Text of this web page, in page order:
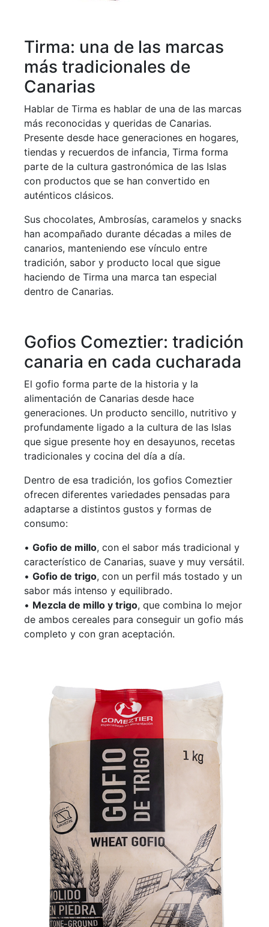
Tirma: una de las marcas
más tradicionales de
Canarias
Hablar de Tirma es hablar de una de las marcas
más reconocidas y queridas de Canarias.
Presente desde hace generaciones en hogares,
tiendas y recuerdos de infancia, Tirma forma
parte de la cultura gastronómica de las Islas
con productos que se han convertido en
auténticos clásicos.
Sus chocolates, Ambrosías, caramelos y snacks
han acompañado durante décadas a miles de
canarios, manteniendo ese vínculo entre
tradición, sabor y producto local que sigue
haciendo de Tirma una marca tan especial
dentro de Canarias.
Gofios Comeztier: tradición
canaria en cada cucharada
El gofio forma parte de la historia y la
alimentación de Canarias desde hace
generaciones. Un producto sencillo, nutritivo y
profundamente ligado a la cultura de las Islas
que sigue presente hoy en desayunos, recetas
tradicionales y cocina del día a día.
Dentro de esa tradición, los gofios Comeztier
ofrecen diferentes variedades pensadas para
adaptarse a distintos gustos y formas de
consumo:
• Gofio de millo, con el sabor más tradicional y
característico de Canarias, suave y muy versátil.
• Gofio de trigo, con un perfil más tostado y un
sabor más intenso y equilibrado.
• Mezcla de millo y trigo, que combina lo mejor
de ambos cereales para conseguir un gofio más
completo y con gran aceptación.